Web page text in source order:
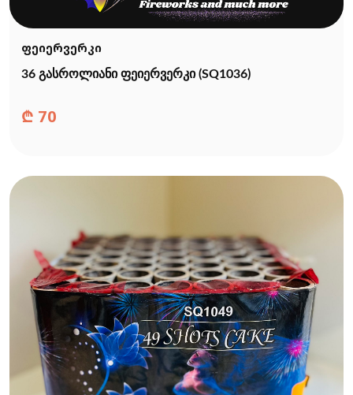
ფეიერვერკი
36 გასროლიანი ფეიერვერკი (SQ1036)
₾ 70